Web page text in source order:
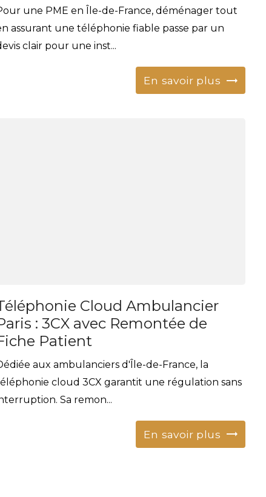
une PME en Île-de-France, déménager tout
assurant une téléphonie fiable passe par un
clair pour une inst...
En savoir plus
Cloud Ambulancier
: 3CX avec Remontée de
Patient
aux ambulanciers d'Île-de-France, la
cloud 3CX garantit une régulation sans
Sa remon...
En savoir plus